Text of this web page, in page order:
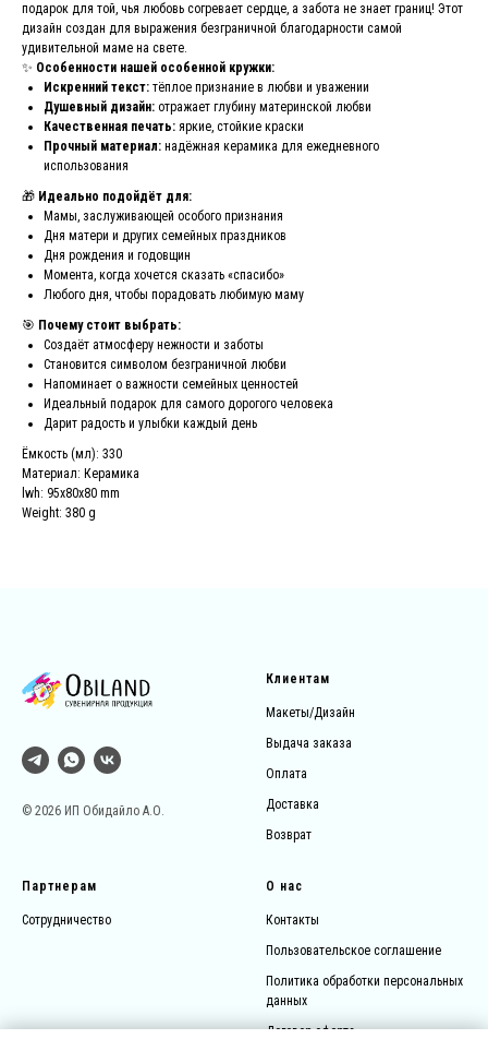
подарок для той, чья любовь согревает сердце, а забота не знает границ! Этот
дизайн создан для выражения безграничной благодарности самой
удивительной маме на свете.
✨ Особенности нашей особенной кружки:
Искренний текст: тёплое признание в любви и уважении
Душевный дизайн: отражает глубину материнской любви
Качественная печать: яркие, стойкие краски
Прочный материал: надёжная керамика для ежедневного
использования
🎁 Идеально подойдёт для:
Мамы, заслуживающей особого признания
Дня матери и других семейных праздников
Дня рождения и годовщин
Момента, когда хочется сказать «спасибо»
Любого дня, чтобы порадовать любимую маму
🎯 Почему стоит выбрать:
Создаёт атмосферу нежности и заботы
Становится символом безграничной любви
Напоминает о важности семейных ценностей
Идеальный подарок для самого дорогого человека
Дарит радость и улыбки каждый день
Ёмкость (мл): 330
Материал: Керамика
lwh: 95x80x80 mm
Weight: 380 g
© 2026 ИП Обидайло А.О.
Клиентам
Макеты/Дизайн
Выдача заказа
Оплата
Доставка
Возврат
Партнерам
Сотрудничество
О нас
Контакты
Пользовательское соглашение
Политика обработки персональных
данных
Договор-оферта